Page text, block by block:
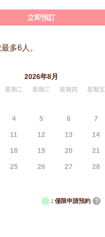
立即預訂
多6人。
2026年8月
星期二 星期三 星期四 星期五
4 5 6 7
11 12 13 14
18 19 20 21
25 26 27 28
: 僅限申請預約 ?